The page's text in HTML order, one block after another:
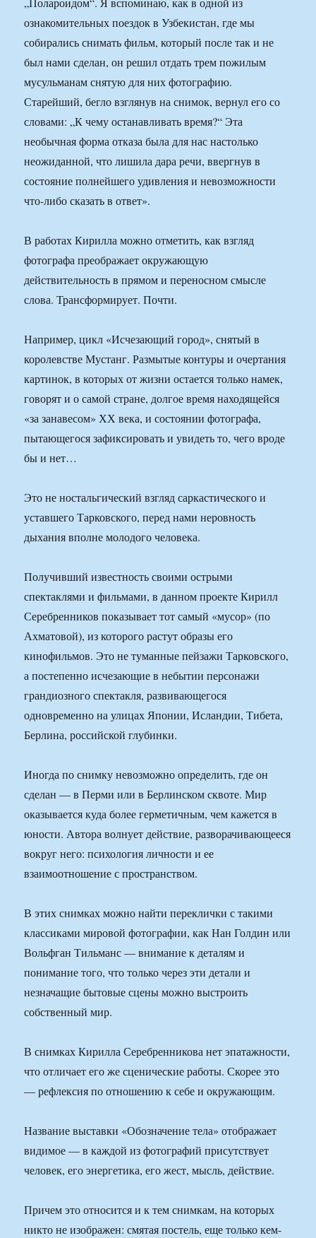
ознакомительных поездок в Узбекистан, где мы
собирались снимать фильм, который после так и не
был нами сделан, он решил отдать трем пожилым
мусульманам снятую для них фотографию.
Старейший, бегло взглянув на снимок, вернул его со
словами: „К чему останавливать время?“ Эта
необычная форма отказа была для нас настолько
неожиданной, что лишила дара речи, ввергнув в
состояние полнейшего удивления и невозможности
что-либо сказать в ответ».
В работах Кирилла можно отметить, как взгляд
фотографа преображает окружающую
действительность в прямом и переносном смысле
слова. Трансформирует. Почти.
Например, цикл «Исчезающий город», снятый в
королевстве Мустанг. Размытые контуры и очертания
картинок, в которых от жизни остается только намек,
говорят и о самой стране, долгое время находящейся
«за занавесом» ХХ века, и состоянии фотографа,
пытающегося зафиксировать и увидеть то, чего вроде
бы и нет…
Это не ностальгический взгляд саркастического и
уставшего Тарковского, перед нами неровность
дыхания вполне молодого человека.
Получивший известность своими острыми
спектаклями и фильмами, в данном проекте Кирилл
Серебренников показывает тот самый «мусор» (по
Ахматовой), из которого растут образы его
кинофильмов. Это не туманные пейзажи Тарковского,
а постепенно исчезающие в небытии персонажи
грандиозного спектакля, развивающегося
одновременно на улицах Японии, Исландии, Тибета,
Берлина, российской глубинки.
Иногда по снимку невозможно определить, где он
сделан — в Перми или в Берлинском сквоте. Мир
оказывается куда более герметичным, чем кажется в
юности. Автора волнует действие, разворачивающееся
вокруг него: психология личности и ее
взаимоотношение с пространством.
В этих снимках можно найти переклички с такими
классиками мировой фотографии, как Нан Голдин или
Вольфган Тильманс — внимание к деталям и
понимание того, что только через эти детали и
незначащие бытовые сцены можно выстроить
собственный мир.
В снимках Кирилла Серебренникова нет эпатажности,
что отличает его же сценические работы. Скорее это
— рефлексия по отношению к себе и окружающим.
Название выставки «Обозначение тела» отображает
видимое — в каждой из фотографий присутствует
человек, его энергетика, его жест, мысль, действие.
Причем это относится и к тем снимкам, на которых
никто не изображен: смятая постель, еще только кем-